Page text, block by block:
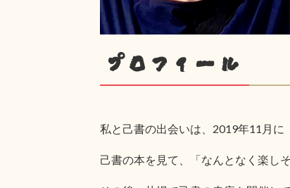
プロフィール
私と己書の出会いは、2019年11月に
己書の本を見て、「なんとなく楽し